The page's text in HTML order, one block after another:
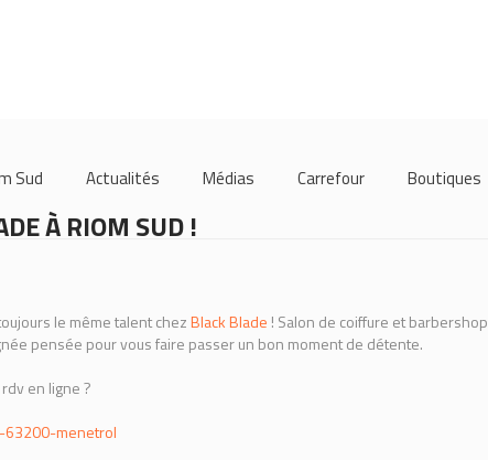
Sud Actualités Médias Carrefour Boutiques
À RIOM SUD !
le même talent chezBlack Blade ! Salon de coiffure et barbershop
pensée pour vous faire passer un bon moment de détente.
en ligne ?
63200-menetrol